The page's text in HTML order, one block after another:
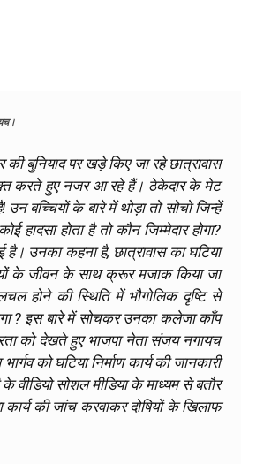
की बुनियाद पर खड़े किए जा रहे छात्रावास
करते हुए नजर आ रहे हैं। ठेकेदार के मेट
बच्चियों के बारे में थोड़ा तो सोचो जिन्हें
हादसा होता है तो कौन जिम्मेदार होगा?
है। उनका कहना है, छात्रावास का घटिया
के जीवन के साथ क्रूर मजाक किया जा
होने की स्थिति में भौगोलिक दृष्टि से
? इस बारे में सोचकर उनका कलेजा काँप
को देखते हुए भाजपा नेता संजय नगायच
को घटिया निर्माण कार्य की जानकारी
के वीडियो सोशल मीडिया के माध्यम से बतौर
कार्य की जांच करवाकर दोषियों के खिलाफ